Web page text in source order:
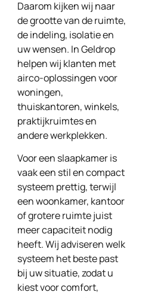
Daarom kijken wij naar
de grootte van de ruimte,
de indeling, isolatie en
uw wensen. In Geldrop
helpen wij klanten met
airco-oplossingen voor
woningen,
thuiskantoren, winkels,
praktijkruimtes en
andere werkplekken.
Voor een slaapkamer is
vaak een stil en compact
systeem prettig, terwijl
een woonkamer, kantoor
of grotere ruimte juist
meer capaciteit nodig
heeft. Wij adviseren welk
systeem het beste past
bij uw situatie, zodat u
kiest voor comfort,